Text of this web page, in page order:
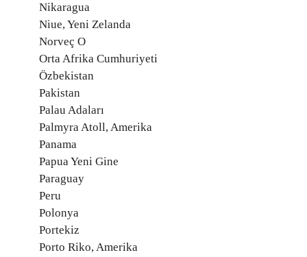
Nikaragua
Niue, Yeni Zelanda
Norveç O
Orta Afrika Cumhuriyeti
Özbekistan
Pakistan
Palau Adaları
Palmyra Atoll, Amerika
Panama
Papua Yeni Gine
Paraguay
Peru
Polonya
Portekiz
Porto Riko, Amerika